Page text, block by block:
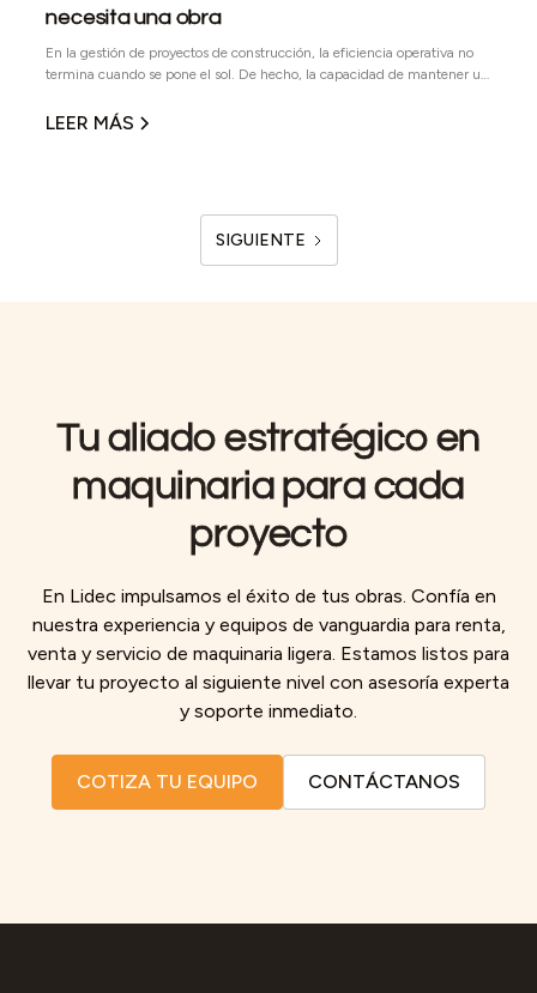
necesita una obra
En la gestión de proyectos de construcción, la eficiencia operativa no
termina cuando se pone el sol. De hecho, la capacidad de mantener un
que diferencia una obra entregada a tiempo de una con retrasos
LEER MÁS
SIGUIENTE
Tu aliado estratégico en
maquinaria para cada
proyecto
En Lidec impulsamos el éxito de tus obras. Confía en
nuestra experiencia y equipos de vanguardia para renta,
venta y servicio de maquinaria ligera. Estamos listos para
llevar tu proyecto al siguiente nivel con asesoría experta
y soporte inmediato.
COTIZA TU EQUIPO CONTÁCTANOS